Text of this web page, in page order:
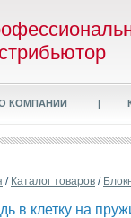
КОМПАНИИ |
/ Каталог товаров /
в клетку на